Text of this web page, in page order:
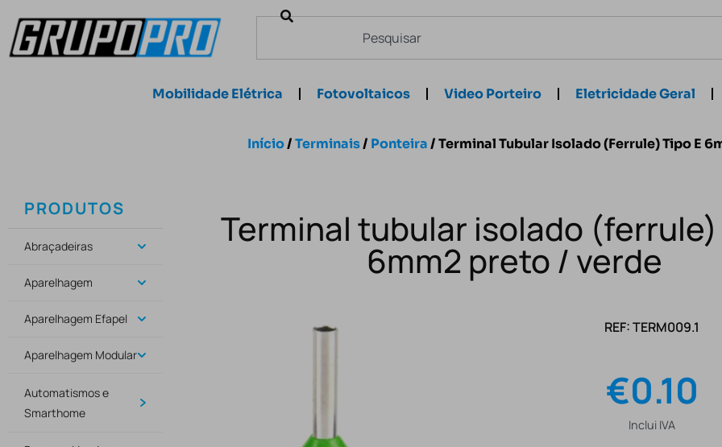
Mobilidade Elétrica Fotovoltaicos Video Porteiro Eletricidade Geral
Início/Terminais/ Ponteira/ Terminal Tubular Isolado (ferrule) Tipo E
PRODUTOS
Abraçadeiras
Aparelhagem
Aparelhagem Efapel
Aparelhagem Modular
Automatismos e
Smarthome
Terminal tubular isolado (ferrule)
6mm2 preto / verde
REF: TERM009.1
€0.10
Inclui IVA